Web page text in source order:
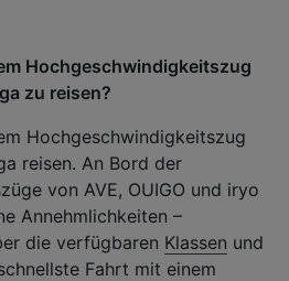
Hochgeschwindigkeitszug
zu reisen?
Hochgeschwindigkeitszug
reisen. An Bord der
von AVE, OUIGO und iryo
Annehmlichkeiten –
die verfügbaren Klassen und
Fahrt mit einem